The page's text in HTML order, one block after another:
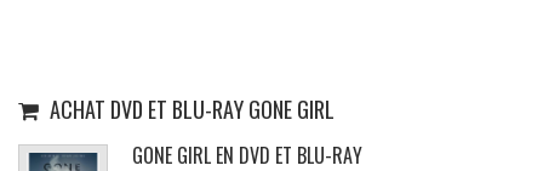
ACHAT DVD ET BLU-RAY GONE GIRL
GONE GIRL EN DVD ET BLU-RAY